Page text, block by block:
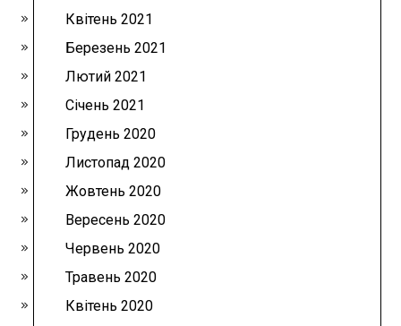
Квітень 2021
Березень 2021
Лютий 2021
Січень 2021
Грудень 2020
Листопад 2020
Жовтень 2020
Вересень 2020
Червень 2020
Травень 2020
Квітень 2020